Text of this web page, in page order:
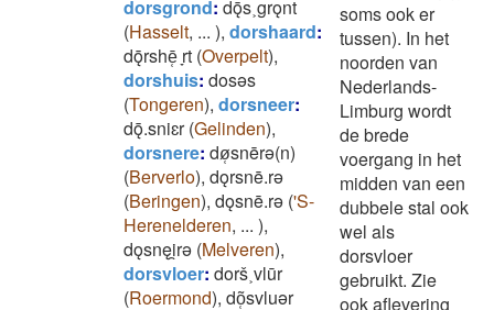
dorsgrond: dǭs˲grǫnt
(Hasselt, ... ), dorshaard:
dǭrshē̜ ̞rt (Overpelt),
dorshuis: dosǝs
(Tongeren), dorsneer:
dǭ.sniɛr(Gelinden),
dorsnere: dø̜snērǝ(n)
(Berverlo), dǫrsnē.rǝ
(Beringen), dǫsnē.rǝ ('S-
Herenelderen, ... ),
dǫsnęi̯rǝ (Melveren),
dorsvloer: dorš˲vlūr
(Roermond), dõ̜svluǝr
soms ook er
tussen). In het
noorden van
Nederlands-
Limburg wordt
de brede
voergang in het
midden van een
dubbele stal ook
wel als
dorsvloer
gebruikt. Zie
ook aflevering